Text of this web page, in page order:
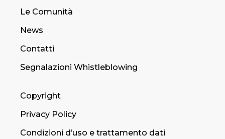
Le Comunità
News
Contatti
Segnalazioni Whistleblowing
Copyright
Privacy Policy
Condizioni d’uso e trattamento dati